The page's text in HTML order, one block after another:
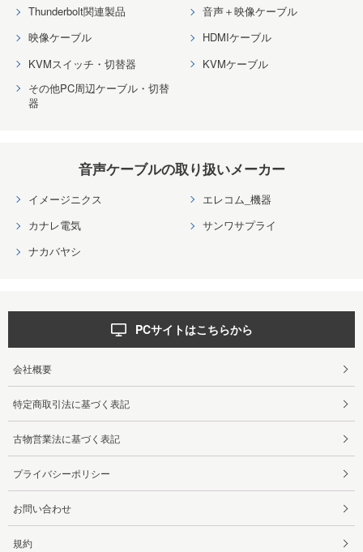
Thunderbolt関連製品
音声＋映像ケーブル
映像ケーブル
HDMIケーブル
KVMスイッチ・切替器
KVMケーブル
その他PC周辺ケーブル・切替
器
音声ケーブルの取り扱いメーカー
イメージニクス
エレコム_機器
カナレ電気
サンワサプライ
ナカバヤシ
PCサイトはこちらから
会社概要
特定商取引法に基づく表記
古物営業法に基づく表記
プライバシーポリシー
お問い合わせ
規約